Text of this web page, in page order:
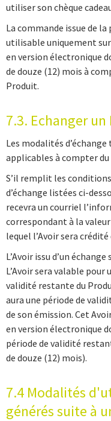
utiliser son chèque
La commande issue de
utilisable uniquement
en version électronique
de douze (12) mois à
Produit.
7.3. Echanger
Les modalités
applicables à compter du
S’il remplit les
d’échange listées ci-
recevra un courriel
correspondant à la
lequel l’Avoir sera
L’Avoir issu d’un
L’Avoir sera valable pour
validité restante du
aura une période de
de son émission. Cet
en version électronique
période de validité
de douze (12) mois).
7.4 Modalités
générés suite à